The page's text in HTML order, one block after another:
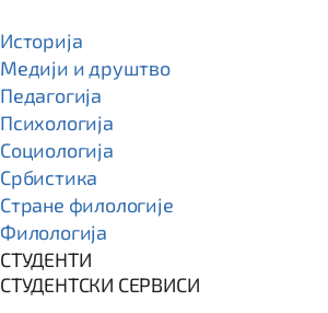
Историја
Медији и друштво
Педагогија
Психологија
Социологија
Србистика
Стране филологије
Филологија
СТУДЕНТИ
СТУДЕНТСКИ СЕРВИСИ